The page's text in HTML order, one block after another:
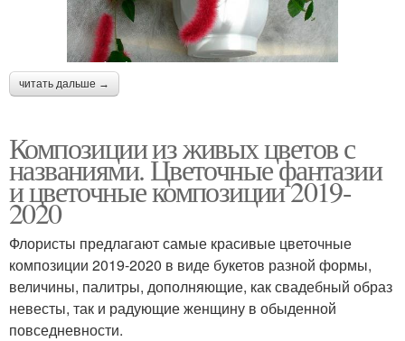
читать дальше →
Композиции из живых цветов с
названиями. Цветочные фантазии
и цветочные композиции 2019-
2020
Флористы предлагают самые красивые цветочные
композиции 2019-2020 в виде букетов разной формы,
величины, палитры, дополняющие, как свадебный образ
невесты, так и радующие женщину в обыденной
повседневности.